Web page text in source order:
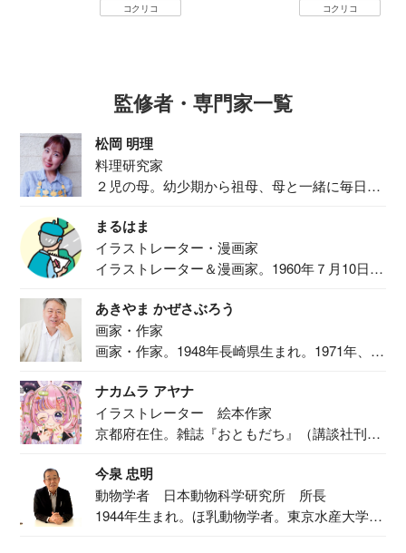
コクリコ コクリコ
監修者・専門家一覧
松岡 明理
料理研究家
２児の母。幼少期から祖母、母と一緒に毎日の
まるはま
イラストレーター・漫画家
イラストレーター＆漫画家。1960年７月10日生
あきやま かぜさぶろう
画家・作家
画家・作家。1948年長崎県生まれ。1971年、
ナカムラ アヤナ
イラストレーター 絵本作家
京都府在住。雑誌『おともだち』（講談社刊）
今泉 忠明
動物学者 日本動物科学研究所 所長
1944年生まれ。ほ乳動物学者。東京水産大学卒